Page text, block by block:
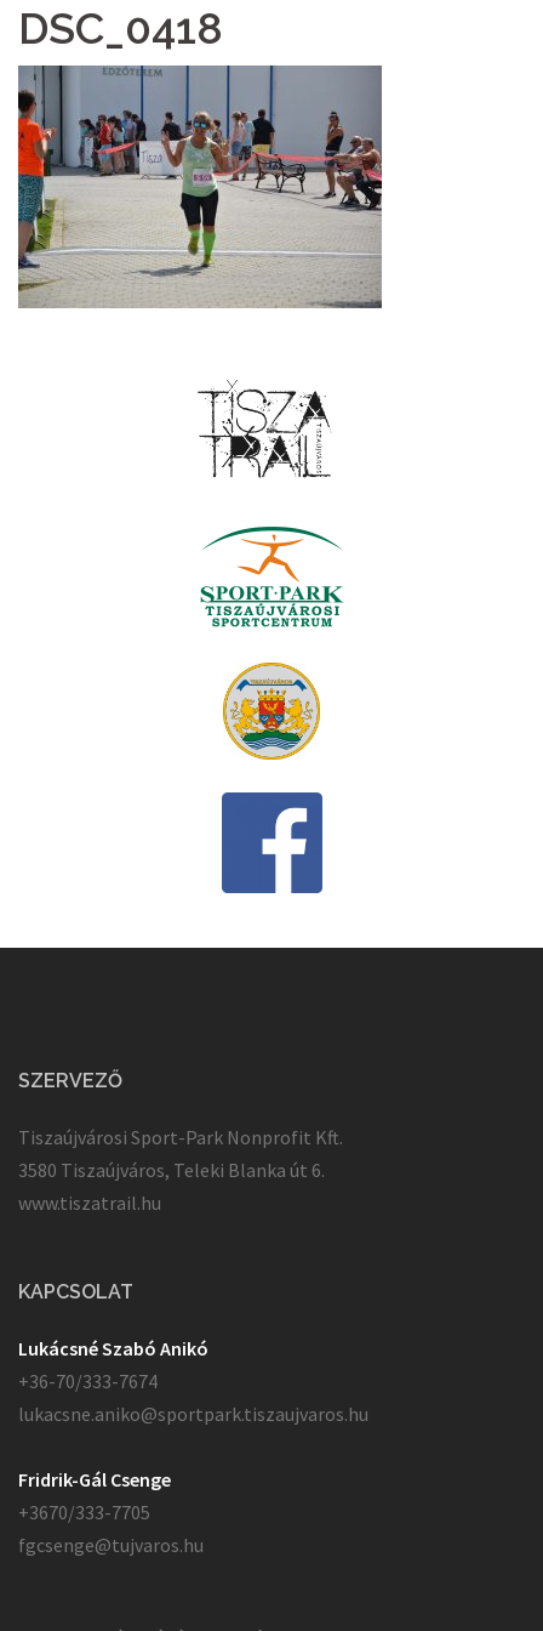
DSC_0418
SZERVEZŐ
Tiszaújvárosi Sport-Park Nonprofit Kft.
3580 Tiszaújváros, Teleki Blanka út 6.
www.tiszatrail.hu
KAPCSOLAT
Lukácsné Szabó Anikó
+36-70/333-7674
lukacsne.aniko@sportpark.tiszaujvaros.hu
Fridrik-Gál Csenge
+3670/333-7705
fgcsenge@tujvaros.hu